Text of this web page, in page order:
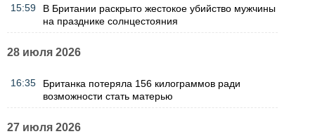
15:59
В Британии раскрыто жестокое убийство мужчины
на празднике солнцестояния
28 июля 2026
16:35
Британка потеряла 156 килограммов ради
возможности стать матерью
27 июля 2026